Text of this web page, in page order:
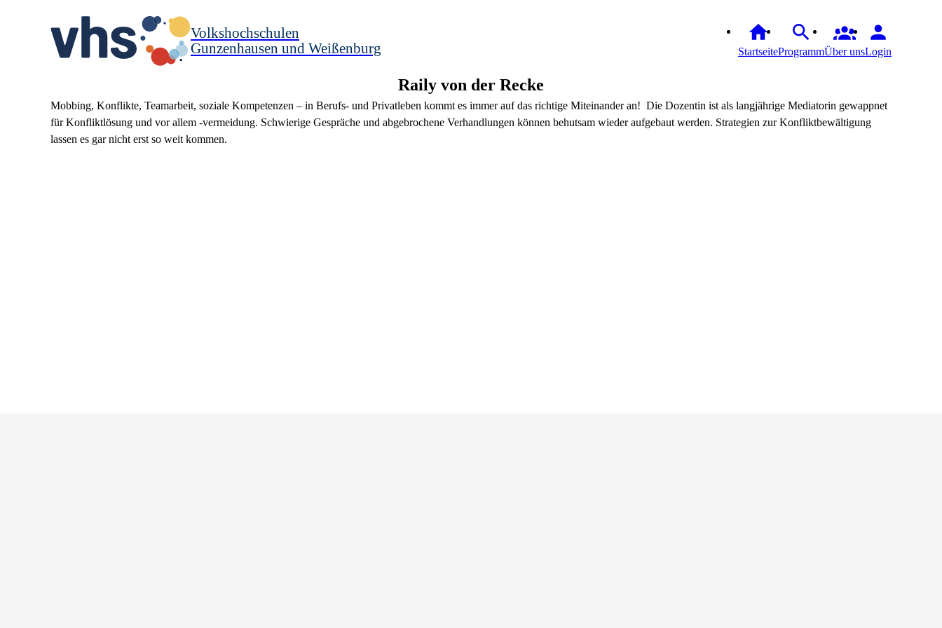
Volkshochschulen
Gunzenhausen und Weißenburg
StartseiteProgrammÜber unsLogin
Raily von der Recke
Mobbing, Konflikte, Teamarbeit, soziale Kompetenzen – in Berufs- und Privatleben kommt es immer auf das richtige Miteinander an! Die Dozentin ist als langjährige Mediatorin gewappnet
für Konfliktlösung und vor allem -vermeidung. Schwierige Gespräche und abgebrochene Verhandlungen können behutsam wieder aufgebaut werden. Strategien zur Konfliktbewältigung
lassen es gar nicht erst so weit kommen.